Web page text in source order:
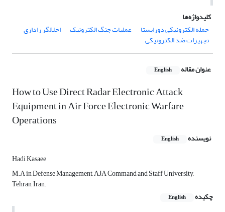
کلیدواژه‌ها
حمله الکترونیکی دورایستا
عملیات جنگ الکترونیک اخلالگر راداری
تجهیزات ضد الکترونیکی
عنوان مقاله English
How to Use Direct Radar Electronic Attack
Equipment in Air Force Electronic Warfare
Operations
نویسنده English
Hadi Kasaee
M.A in Defense Management, AJA Command and Staff University,
Tehran, Iran.
چکیده
English